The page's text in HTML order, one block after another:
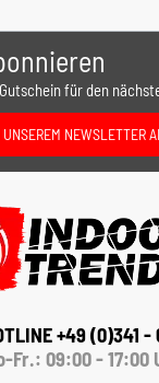
für den
NEWSLETTER
+49 (0)341 -
Fr.: 09:00 - 17:00